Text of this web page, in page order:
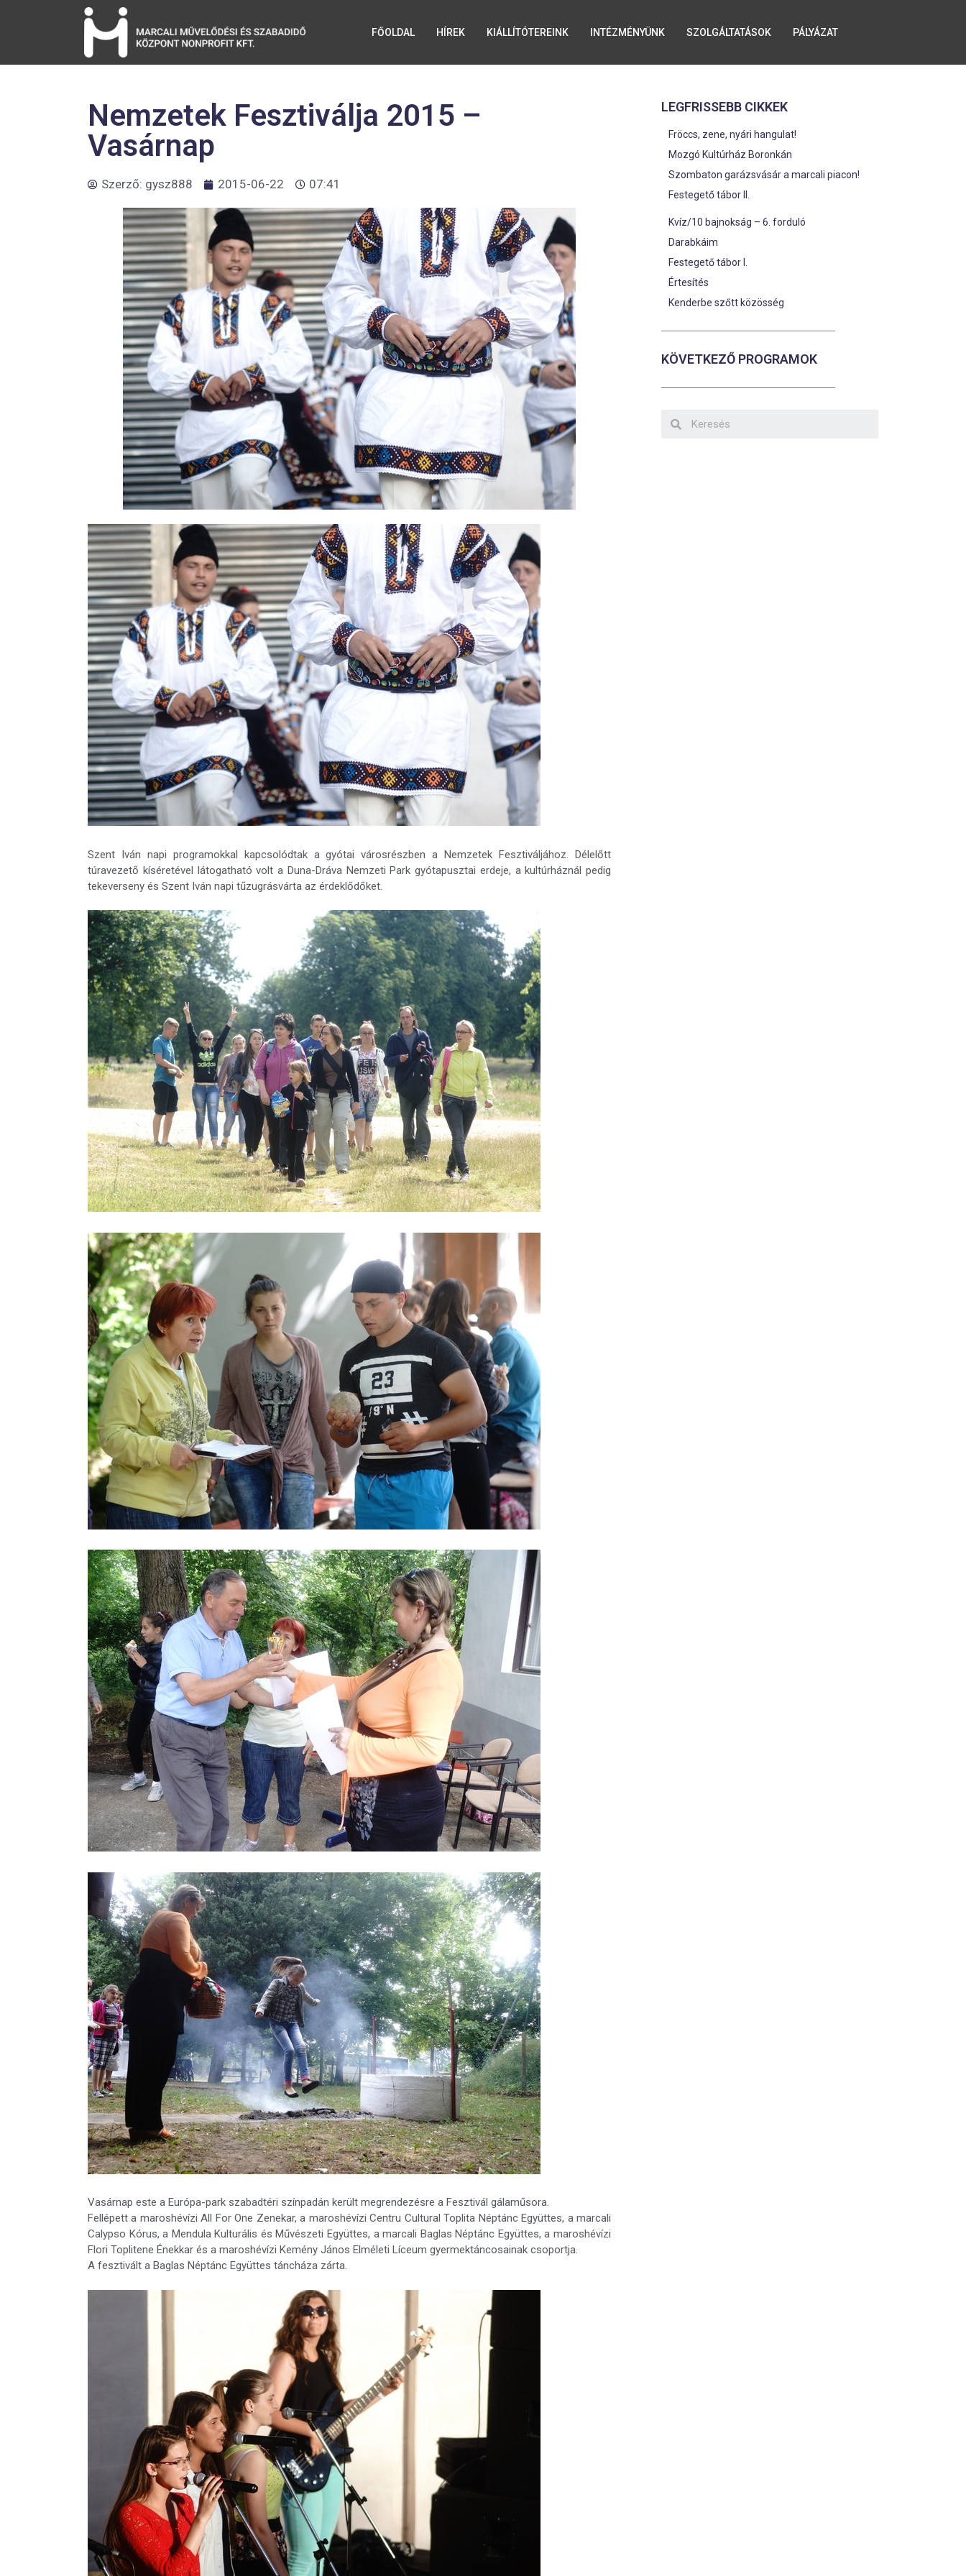
FŐOLDAL HÍREK KIÁLLÍTÓTEREINK INTÉZMÉNYÜNK SZOLGÁLTATÁSOK PÁLYÁZAT
Nemzetek Fesztiválja 2015 –
Vasárnap
Szerző: gysz888 2015-06-22 07:41
Szent Iván napi programokkal kapcsolódtak a gyótai városrészben a Nemzetek Fesztiváljához. Délelőtt
túravezető kíséretével látogatható volt a Duna-Dráva Nemzeti Park gyótapusztai erdeje, a kultúrháznál pedig
tekeverseny és Szent Iván napi tűzugrásvárta az érdeklődőket.
Vasárnap este a Európa-park szabadtéri színpadán került megrendezésre a Fesztivál gálaműsora.
Fellépett a maroshévízi All For One Zenekar, a maroshévízi Centru Cultural Toplita Néptánc Együttes, a marcali
Calypso Kórus, a Mendula Kulturális és Művészeti Együttes, a marcali Baglas Néptánc Együttes, a maroshévízi
Flori Toplitene Énekkar és a maroshévízi Kemény János Elméleti Líceum gyermektáncosainak csoportja.
A fesztivált a Baglas Néptánc Együttes táncháza zárta.
LEGFRISSEBB CIKKEK
Fröccs, zene, nyári hangulat!
Mozgó Kultúrház Boronkán
Szombaton garázsvásár a marcali piacon!
Festegető tábor II.
Kvíz/10 bajnokság – 6. forduló
Darabkáim
Festegető tábor I.
Értesítés
Kenderbe szőtt közösség
KÖVETKEZŐ PROGRAMOK